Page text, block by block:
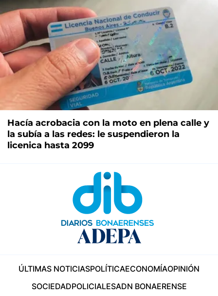
Hacía acrobacia con la moto en plena calle y
la subía a las redes: le suspendieron la
licenica hasta 2099
ÚLTIMAS NOTICIASPOLÍTICAECONOMÍAOPINIÓN
SOCIEDADPOLICIALESADN BONAERENSE